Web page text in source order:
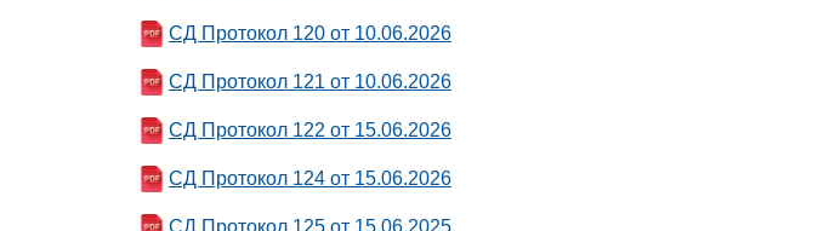
СД Протокол 120 от 10.06.2026
СД Протокол 121 от 10.06.2026
СД Протокол 122 от 15.06.2026
СД Протокол 124 от 15.06.2026
СД Протокол 125 от 15.06.2025